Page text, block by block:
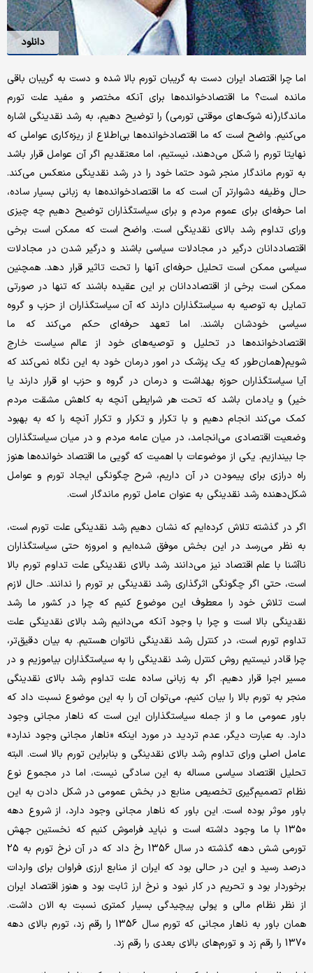
دانلود
اما چرا اقتصاد ایران دست به گریبان تورم بالا شده و دست به گریبان باقی
مانده است؟ ما اقتصادخوانده‌ها برای آنکه مختصر و مفید علت تورم
ماندگار(نه شوک‌‌های موقتی تورمی) را توضیح دهیم، به رشد نقدینگی اشاره
می‌‌کنیم. واضح است که ما اقتصادخوانده‌ها بی‌‌اطلاع از ریزه‌‌کاری عواملی که
نهایتا تورم را شکل می‌دهند، نیستیم، اما معتقدیم اگر آن عوامل قرار باشد
به تورم ماندگار منجر شود حتما خود را در رشد نقدینگی منعکس می‌‌کند.
حال وظیفه دشوارتر آن است که ما اقتصادخوانده‌ها به زبانی بسیار ساده،
اما حرفه‌‌ای برای عموم مردم و برای سیاستگذاران توضیح دهیم چه چیزی
ورای تداوم رشد بالای نقدینگی است. واضح است که ممکن است برخی
اقتصاددانان درگیر در مجادلات سیاسی باشند و درگیر شدن در مجادلات
سیاسی ممکن است تحلیل حرفه‌‌ای آنها را تحت تاثیر قرار دهد. همچنین
ممکن است برخی از اقتصاددانان بر این عقیده باشند که تنها در صورتی
تمایل به توصیه به سیاستگذاران دارند که آن سیاستگذاران از حزب و گروه
سیاسی خودشان باشند. اما تعهد حرفه‌‌ای حکم می‌‌کند که ما
اقتصادخوانده‌ها در تحلیل و توصیه‌های خود از عالم سیاست خارج
شویم(همان‌طور که یک پزشک در امور درمان خود به این نگاه نمی‌‌کند که
آیا سیاستگذاران حوزه بهداشت و درمان در گروه و حزب او قرار دارند یا
خیر) و یادمان باشد که تحت هر شرایطی آنچه به کاهش مشقت مردم
کمک می‌‌کند انجام دهیم و با تکرار و تکرار و تکرار آنچه را که به بهبود
وضعیت اقتصادی می‌‌انجامد، در میان عامه مردم و در میان سیاستگذاران
جا بیندازیم. یکی از موضوعات با اهمیت که گویی ما اقتصاد خوانده‌ها هنوز
راه درازی برای پیمودن در آن داریم، شرح چگونگی ایجاد تورم و عوامل
شکل‌‌دهنده رشد نقدینگی به عنوان عامل تورم ماندگار است.
اگر در گذشته تلاش کرده‌‌ایم که نشان دهیم رشد نقدینگی علت تورم است،
به نظر می‌‌رسد در این بخش موفق شده‌‌ایم و امروزه حتی سیاستگذاران
ناآشنا با علم اقتصاد نیز می‌‌دانند رشد بالای نقدینگی علت تداوم تورم بالا
است، حتی اگر چگونگی اثرگذاری رشد نقدینگی بر تورم را ندانند. حال لازم
است تلاش خود را معطوف این موضوع کنیم که چرا در کشور ما رشد
نقدینگی بالا است و چرا با وجود آنکه می‌‌دانیم رشد بالای نقدینگی علت
تداوم تورم است، در کنترل رشد نقدینگی ناتوان هستیم. به بیان دقیق‌‌تر،
چرا قادر نیستیم روش کنترل رشد نقدینگی را به سیاستگذاران بیاموزیم و در
مسیر اجرا قرار دهیم. اگر به زبانی ساده علت تداوم رشد بالای نقدینگی
منجر به تورم بالا را بیان کنیم، می‌توان آن را به این موضوع نسبت داد که
باور عمومی ما و از جمله سیاستگذاران این است که ناهار مجانی وجود
دارد. به عبارت دیگر، عدم تردید در مورد اینکه «ناهار مجانی وجود ندارد»
عامل اصلی ورای تداوم رشد بالای نقدینگی و بنابراین تورم بالا است. البته
تحلیل اقتصاد سیاسی مساله به این سادگی نیست، اما در مجموع نوع
نظام تصمیم‌گیری تخصیص منابع در بخش عمومی در شکل دادن به این
باور موثر بوده است. این باور که ناهار مجانی وجود دارد، از شروع دهه
1350 با ما وجود داشته است و نباید فراموش کنیم که نخستین جهش
تورمی شش دهه گذشته در سال 1356 رخ داد که در آن نرخ تورم به 25
درصد رسید و این در حالی بود که ایران از منابع ارزی فراوان برای واردات
برخوردار بود و تحریم در کار نبود و نرخ ارز ثابت بود و هنوز اقتصاد ایران
از نظر نظام مالی و پولی پیچیدگی بسیار کمتری نسبت به الان داشت.
همان باور به ناهار مجانی که تورم سال 1356 را رقم زد، تورم بالای دهه
1370 را رقم زد و تورم‌‌های بالای بعدی را رقم زد.